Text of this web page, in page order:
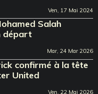
Ven, 17 Mai 2024
Salah
départ
Mar, 24 Mar 2026
confirmé à la tête
United
Ven, 22 Mai 2026